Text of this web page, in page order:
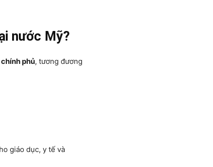
nước Mỹ?
phủ, tương đương
giáo dục, y tế và